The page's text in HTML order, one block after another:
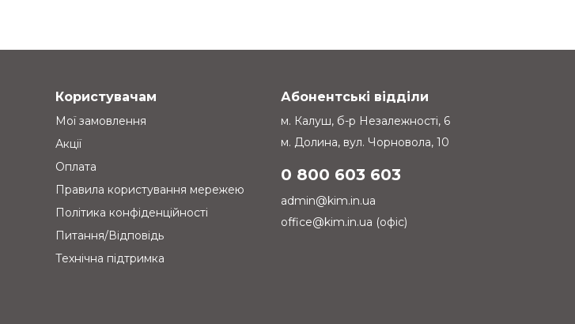
Користувачам
Мої замовлення
Акції
Оплата
Правила користування мережею
Політика конфіденційності
Питання/Відповідь
Технічна підтримка
Абонентські відділи
м. Калуш, б-р Незалежності, 6
м. Долина, вул. Чорновола, 10
0 800 603 603
admin@kim.in.ua
office@kim.in.ua (офіс)